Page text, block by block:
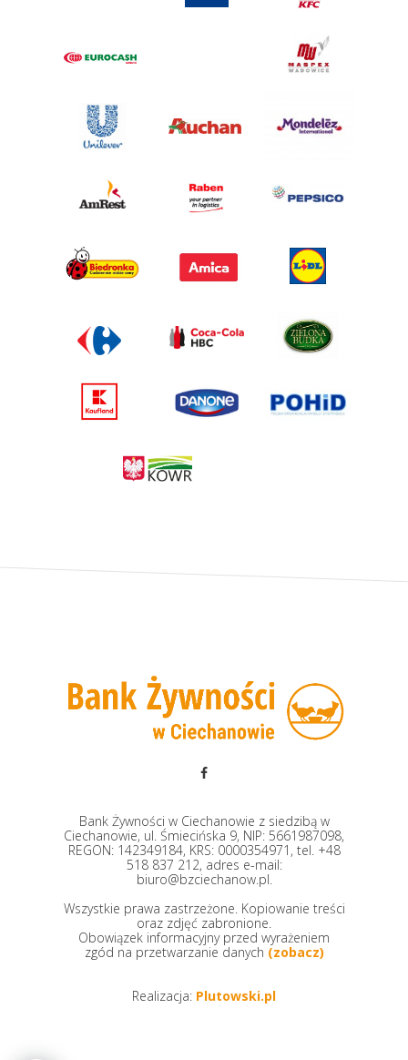
Bank Żywności w Ciechanowie z siedzibą w
Ciechanowie, ul. Śmiecińska 9, NIP: 5661987098,
REGON: 142349184, KRS: 0000354971, tel. +48
518 837 212, adres e-mail:
biuro@bzciechanow.pl.
Wszystkie prawa zastrzeżone. Kopiowanie treści
oraz zdjęć zabronione.
Obowiązek informacyjny przed wyrażeniem
zgód na przetwarzanie danych (zobacz)
Realizacja: Plutowski.pl